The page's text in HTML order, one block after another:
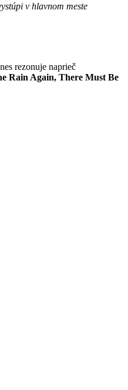
v hlavnom meste
rezonuje naprieč
Rain Again, There Must Be